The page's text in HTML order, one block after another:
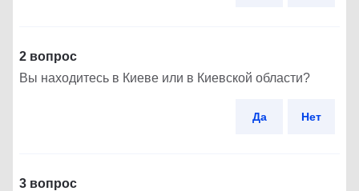
2 вопрос
Вы находитесь в Киеве или в Киевской области?
Да Нет
3 вопрос